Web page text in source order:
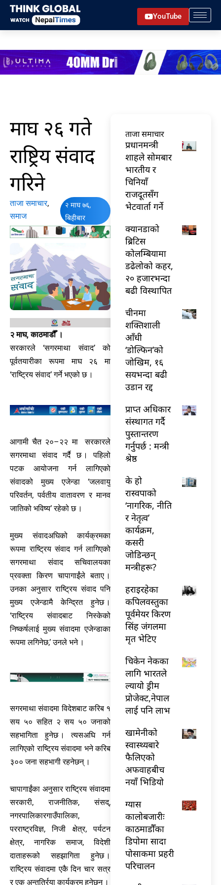
Skip
content
YouTube
माघ २६ गते
राष्ट्रिय संवाद
गरिने
ताजा समाचार,
समाज
२ माघ ७६,
बिहीबार
२ माघ, काठमाडौँ ।
सरकारले ‘सगरमाथा संवाद’ को
पूर्वतयारीका रूपमा माघ २६ मा
‘राष्ट्रिय संवाद’ गर्ने भएको छ ।
आगामी चैत २०–२२ मा सरकारले
सगरमाथा संवाद गर्दै छ । पहिलो
पटक आयोजना गर्न लागिएको
संवादको मुख्य एजेन्डा ‘जलवायु
परिवर्तन, पर्वतीय वातावरण र मानव
जातिको भविष्य’ रहेको छ ।
मुख्य संवादअघिको कार्यक्रमका
रूपमा राष्ट्रिय संवाद गर्न लागिएको
सगरमाथा संवाद सचिवालयका
प्रवक्ता किरण चापागाईंले बताए ।
उनका अनुसार राष्ट्रिय संवाद पनि
मुख्य एजेन्डामै केन्द्रित हुनेछ ।
‘राष्ट्रिय संवादबाट निस्केको
निष्कर्षलाई मुख्य संवादमा एजेन्डाका
रूपमा लगिनेछ,’ उनले भने ।
सगरमाथा संवादमा विदेशबाट करिब १
सय ५० सहित २ सय ५० जनाको
सहभागिता हुनेछ । त्यसअघि गर्न
लागिएको राष्ट्रिय संवादमा भने करिब
३०० जना सहभागी रहनेछन् ।
चापागाईंका अनुसार राष्ट्रिय संवादमा
सरकारी, राजनीतिक, संसद्,
नगरपालिकारगाउँपालिका,
परराष्ट्रविज्ञ, निजी क्षेत्र, पर्यटन
क्षेत्र, नागरिक समाज, विदेशी
दाताहरूको सहझागिता हुनेछ ।
राष्ट्रिय संवादमा एकै दिन चार सत्र
र एक अन्तर्त्रिया कार्यक्रम हुनेछन् ।
ताजा समाचार
प्रधानमन्त्री
शाहले सोमबार
भारतीय र
चिनियाँ
राजदूतसँग
भेटवार्ता गर्ने
क्यानडाको
ब्रिटिस
कोलम्बियामा
डढेलोको कहर,
२० हजारभन्दा
बढी विस्थापित
चीनमा
शक्तिशाली
आँधी
‘डोल्फिन’को
जोखिम, १६
सयभन्दा बढी
उडान रद्द
प्राप्त अधिकार
संस्थागत गर्दै
पुस्तान्तरण
गर्नुपर्छ : मन्त्री
श्रेष्ठ
के हो
रास्वपाको
‘नागरिक, नीति
र नेतृत्व’
कार्यक्रम,
कसरी
जोडिन्छन्
मन्त्रीहरू?
हराइरहेका
कपिलवस्तुका
पूर्वमेयर किरण
सिंह जंगलमा
मृत भेटिए
चिकेन नेकका
लागि भारतले
ल्यायो ड्रीम
प्रोजेक्ट,नेपाल
लाई पनि लाभ
खामेनीको
स्वास्थ्यबारे
फैलिएको
अफवाहबीच
नयाँ भिडियो
ग्यास
कालोबजारीः
काठमाडौँका
डिपोमा सादा
पोसाकमा प्रहरी
परिचालन